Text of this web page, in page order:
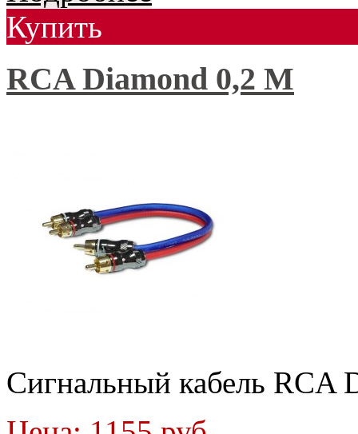
Купить
RCA Diamond 0,2 М
Сигнальный кабель RCA